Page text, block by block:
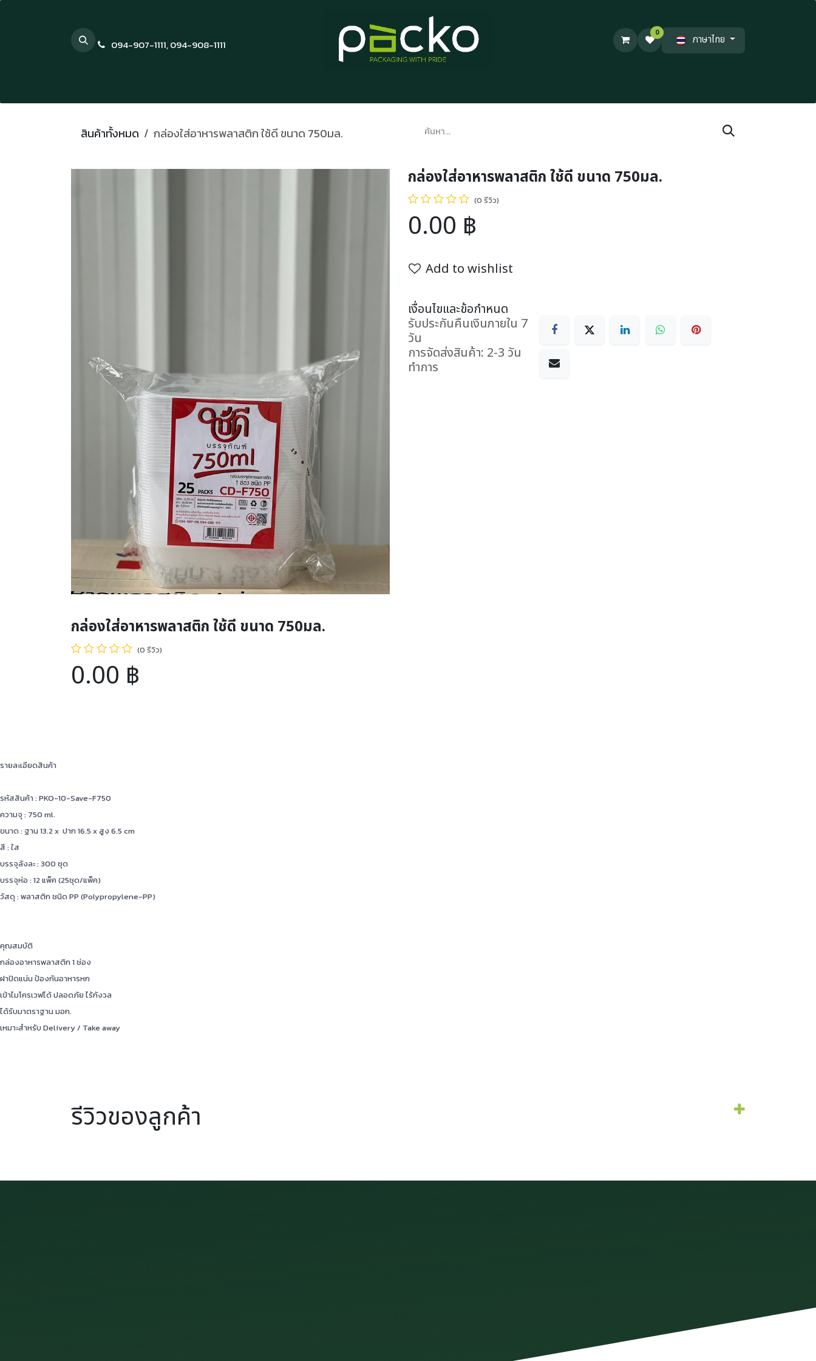
094-907-1111,094-908-1111
0
ภาษาไทย
สินค้าทั้งหมด กล่องใส่อาหารพลาสติก ใช้ดี ขนาด 750มล.
กล่องใส่อาหารพลาสติก ใช้ดี ขนาด 750มล.
(0 รีวิว)
0.00 ฿
Add to wishlist
เงื่อนไขและข้อกำหนด
รับประกันคืนเงินภายใน 7
วัน
การจัดส่งสินค้า: 2-3 วัน
ทำการ
กล่องใส่อาหารพลาสติก ใช้ดี ขนาด 750มล.
(0 รีวิว)
0.00 ฿
รายละเอียดสินค้า
รหัสสินค้า : PKO-10-Save-F750
ความจุ : 750 ml.
ขนาด : ฐาน 13.2 x ปาก 16.5 x สูง 6.5 cm
สี : ใส
บรรจุลังละ : 300 ชุด
บรรจุห่อ : 12 แพ็ค (25ชุด/แพ็ค)
วัสดุ : พลาสติก ชนิด PP (Polypropylene-PP)
คุณสมบัติ
กล่องอาหารพลาสติก 1 ช่อง
ฝาปิดแน่น ป้องกันอาหารหก
เข้าไมโครเวฟได้ ปลอดภัย ไร้กังวล
ได้รับมาตราฐาน มอก.
เหมาะสำหรับ Delivery / Take away
รีวิวของลูกค้า